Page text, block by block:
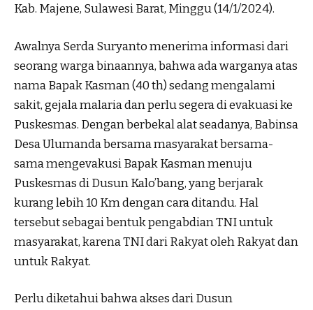
Kab. Majene, Sulawesi Barat, Minggu (14/1/2024).
Awalnya Serda Suryanto menerima informasi dari
seorang warga binaannya, bahwa ada warganya atas
nama Bapak Kasman (40 th) sedang mengalami
sakit, gejala malaria dan perlu segera di evakuasi ke
Puskesmas. Dengan berbekal alat seadanya, Babinsa
Desa Ulumanda bersama masyarakat bersama-
sama mengevakusi Bapak Kasman menuju
Puskesmas di Dusun Kalo’bang, yang berjarak
kurang lebih 10 Km dengan cara ditandu. Hal
tersebut sebagai bentuk pengabdian TNI untuk
masyarakat, karena TNI dari Rakyat oleh Rakyat dan
untuk Rakyat.
Perlu diketahui bahwa akses dari Dusun